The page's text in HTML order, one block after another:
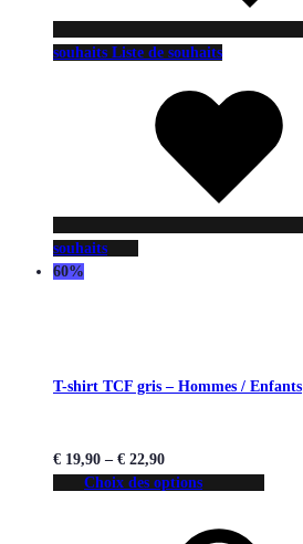
souhaits Liste de souhaits
souhaits
60%
T-shirt TCF gris – Hommes / Enfants
€ 19,90 – € 22,90
Choix des options